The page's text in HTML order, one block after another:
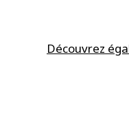
Découvrez